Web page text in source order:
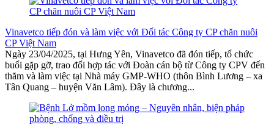
Vinavetco tiếp đón và làm việc với Đối tác Công ty CP chăn nuôi
CP Việt Nam
Ngày 23/04/2025, tại Hưng Yên, Vinavetco đã đón tiếp, tổ chức
buổi gặp gỡ, trao đổi hợp tác với Đoàn cán bộ từ Công ty CPV đến
thăm và làm việc tại Nhà máy GMP-WHO (thôn Bình Lương – xa
Tân Quang – huyện Văn Lâm). Đây là chương...